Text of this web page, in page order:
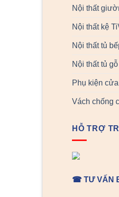
Nội thất
Nội thất kệ
Nội thất tủ
Nội thất tủ
Phụ kiện cửa
Vách chống
HỖ TRỢ
☎ TƯ VẤN